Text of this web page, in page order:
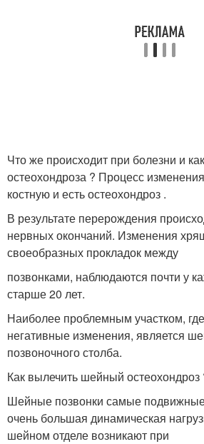
Что же происходит при болезни и
остеохондроза ? Процесс
костную и есть остеохондроз .
В результате перерождения
нервных окончаний. Изменения
своеобразных прокладок между
позвонками, наблюдаются почти у
старше 20 лет.
Наиболее проблемным участком,
негативные изменения, является
позвоночного столба.
Как вылечить шейный остеохондроз
Шейные позвонки самые
очень большая динамическая
шейном отделе возникают при